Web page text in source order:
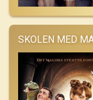
SKOLEN MED